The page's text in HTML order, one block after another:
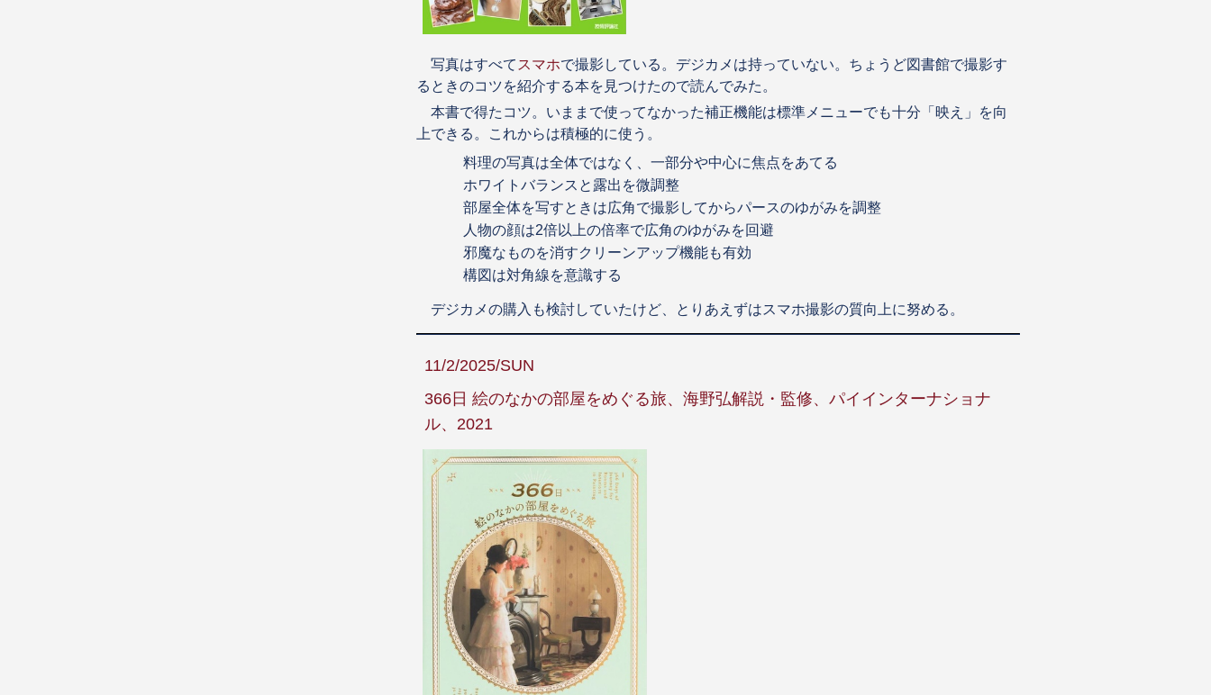
写真はすべて スマホで撮影している。デジカメは持っていない。ちょうど図書館で撮影す
るときのコツを紹介する本を見つけたので読んでみた。
本書で得たコツ。いままで使ってなかった補正機能は標準メニューでも十分「映え」を向
上できる。これからは積極的に使う。
料理の写真は全体ではなく、一部分や中心に焦点をあてる
ホワイトバランスと露出を微調整
部屋全体を写すときは広角で撮影してからパースのゆがみを調整
人物の顔は2倍以上の倍率で広角のゆがみを回避
邪魔なものを消すクリーンアップ機能も有効
構図は対角線を意識する
デジカメの購入も検討していたけど、とりあえずはスマホ撮影の質向上に努める。
11/2/2025/SUN
366日 絵のなかの部屋をめぐる旅、海野弘解説・監修、パイインターナショナ
ル、2021